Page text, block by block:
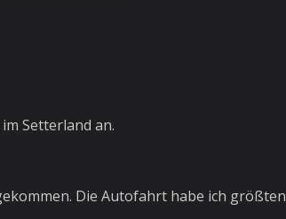
Setterland an.
Die Autofahrt habe ich